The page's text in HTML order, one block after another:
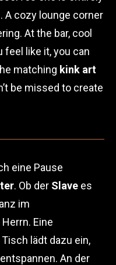
A cozy lounge corner
At the bar, cool
feel like it, you can
matching kink art
be missed to create
eine Pause
. Ob der Slave es
im
Eine
lädt dazu ein,
An der